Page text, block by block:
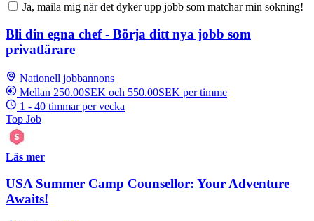
Ja, maila mig när det dyker upp jobb som matchar min sökning!
Bli din egna chef - Börja ditt nya jobb som
privatlärare
Nationell jobbannons
Mellan 250.00SEK och 550.00SEK per timme
1 - 40 timmar per vecka
Top Job
Läs mer
USA Summer Camp Counsellor: Your Adventure
Awaits!